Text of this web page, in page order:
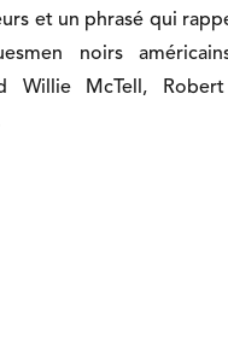
et un phrasé qui
noirs
Willie McTell, Robert